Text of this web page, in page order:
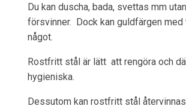
Du kan duscha, bada, svettas mm
försvinner. Dock kan guldfärgen
något.
Rostfritt stål är lätt att rengöra och
hygieniska.
Dessutom kan rostfritt stål